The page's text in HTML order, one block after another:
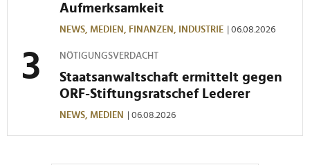
Aufmerksamkeit
NEWS, MEDIEN, FINANZEN, INDUSTRIE | 06.08.2026
NÖTIGUNGSVERDACHT
Staatsanwaltschaft ermittelt gegen
ORF-Stiftungsratschef Lederer
NEWS, MEDIEN | 06.08.2026